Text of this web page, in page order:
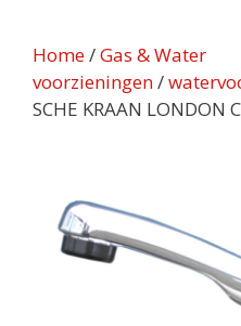
Home/Gas & Water
voorzieningen/
SCHE KRAAN LONDON